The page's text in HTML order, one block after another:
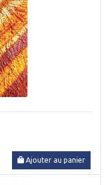
Ajouter au panier